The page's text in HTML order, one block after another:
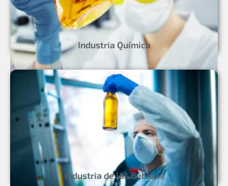
Industria Química
Industria de las Bebidas